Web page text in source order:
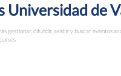
Universidad de
gestionar, difundir, asistir y buscar eventos